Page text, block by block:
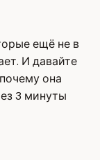
ещё не в
И давайте
она
3 минуты